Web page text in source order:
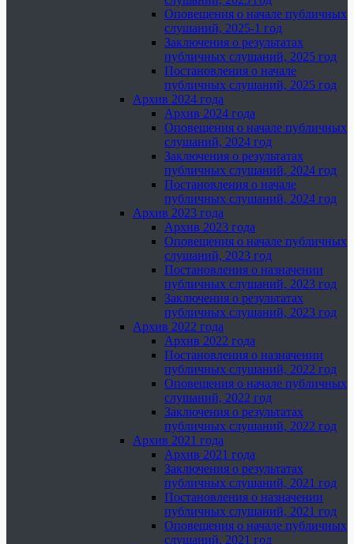
Оповещения о начале публичных
слушаний, 2025-1 год
Заключения о результатах
публичных слушаний, 2025 год
Постановления о начале
публичных слушаний, 2025 год
Архив 2024 года
Архив 2024 года
Оповещения о начале публичных
слушаний, 2024 год
Заключения о результатах
публичных слушаний, 2024 год
Постановления о начале
публичных слушаний, 2024 год
Архив 2023 года
Архив 2023 года
Оповещения о начале публичных
слушаний, 2023 год
Постановления о назначении
публичных слушаний, 2023 год
Заключения о результатах
публичных слушаний, 2023 год
Архив 2022 года
Архив 2022 года
Постановления о назначении
публичных слушаний, 2022 год
Оповещения о начале публичных
слушаний, 2022 год
Заключения о результатах
публичных слушаний, 2022 год
Архив 2021 года
Архив 2021 года
Заключения о результатах
публичных слушаний, 2021 год
Постановления о назначении
публичных слушаний, 2021 год
Оповещения о начале публичных
слушаний, 2021 год